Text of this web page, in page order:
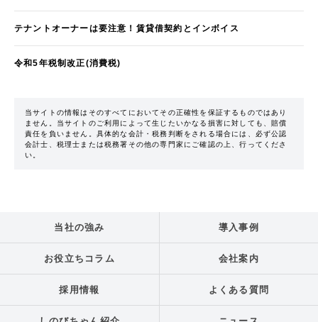
テナントオーナーは要注意！賃貸借契約とインボイス
令和5年税制改正(消費税)
当サイトの情報はそのすべてにおいてその正確性を保証するものではあり
ません。当サイトのご利用によって生じたいかなる損害に対しても、賠償
責任を負いません。具体的な会計・税務判断をされる場合には、必ず公認
会計士、税理士または税務署その他の専門家にご確認の上、行ってくださ
い。
当社の強み 導入事例
お役立ちコラム 会社案内
採用情報 よくある質問